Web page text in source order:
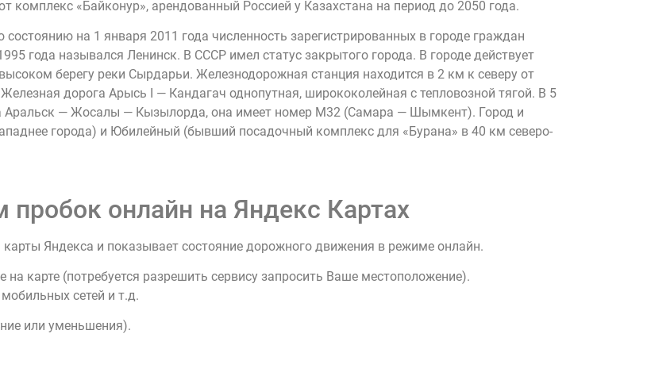
комплекс «Байконур», арендованный Россией у Казахстана на период до 2050 года.
на 1 января 2011 года численность зарегистрированных в городе граждан
года назывался Ленинск. В СССР имел статус закрытого города. В городе действует
берегу реки Сырдарьи. Железнодорожная станция находится в 2 км к северу от
дорога Арысь I — Кандагач однопутная, ширококолейная с тепловозной тягой. В 5
Аральск — Жосалы — Кызылорда, она имеет номер М32 (Самара — Шымкент). Город и
города) и Юбилейный (бывший посадочный комплекс для «Бурана» в 40 км северо-
пробок онлайн на Яндекс Картах
Яндекса и показывает состояние дорожного движения в режиме онлайн.
карте (потребуется разрешить сервису запросить Ваше местоположение).
сетей и т.д.
или уменьшения).